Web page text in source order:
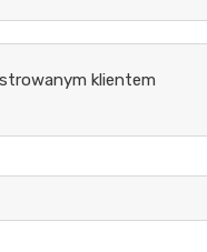
klientem